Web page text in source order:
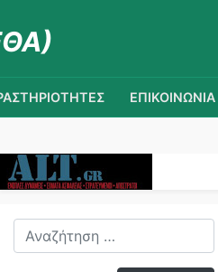
ΕΠΙΚΟΙΝΩΝΙΑ